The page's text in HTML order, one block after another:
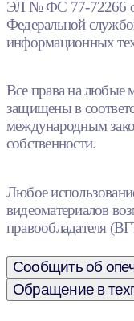
ЭЛ № ФС 77-72266
Федеральной
информационных
Все права на любые
защищены в
международным
собственности.
Любое
видеоматериалов
правообладателя
Сообщить об
Обращение в